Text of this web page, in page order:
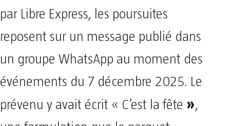
par Libre Express, les poursuites
reposent sur un message publié dans
un groupe WhatsApp au moment des
événements du 7 décembre 2025. Le
prévenu y avait écrit « C’est la fête »,